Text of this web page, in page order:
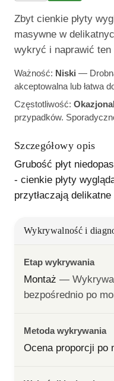
Zbyt cienkie płyty
masywne w
wykryć i naprawić ten
Ważność: Niski —
akceptowalna lub łatwa
Częstotliwość:
przypadków.
Szczegółowy opis
Grubość płyt
- cienkie płyty
przytłaczają delikatne
Wykrywalność i
Etap wykrywania
Montaż —
bezpośrednio po
Metoda wykrywania
Ocena proporcji po